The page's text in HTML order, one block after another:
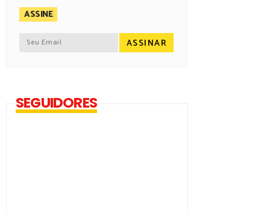
ASSINE
SEGUIDORES